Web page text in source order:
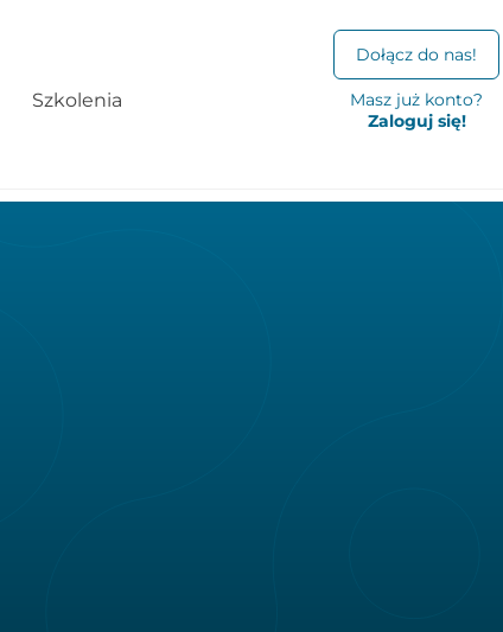
Szkolenia
Dołącz do nas!
Masz już konto?
Zaloguj się!